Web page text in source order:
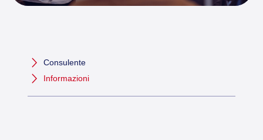
Consulente
Informazioni